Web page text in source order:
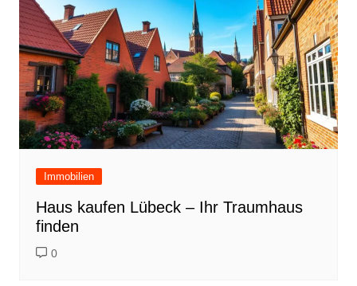
Immobilien
Haus kaufen Lübeck – Ihr Traumhaus
finden
0